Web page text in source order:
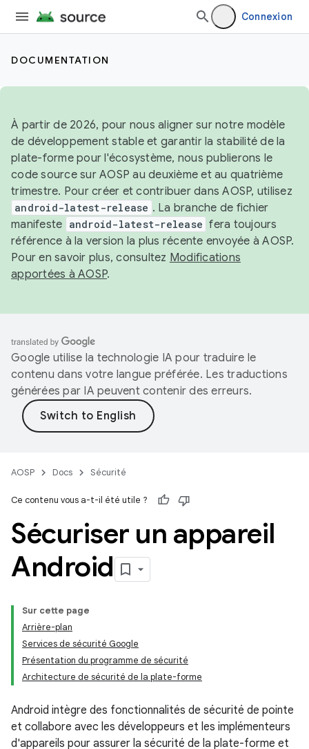
Connexion
DOCUMENTATION
À partir de 2026, pour nous aligner sur notre modèle
de développement stable et garantir la stabilité de la
plate-forme pour l'écosystème, nous publierons le
code source sur AOSP au deuxième et au quatrième
trimestre. Pour créer et contribuer dans AOSP, utilisez
android-latest-release . La branche de fichier
manifeste android-latest-release fera toujours
référence à la version la plus récente envoyée à AOSP.
Pour en savoir plus, consultez Modifications
apportées à AOSP.
Google utilise la technologie IA pour traduire le
contenu dans votre langue préférée. Les traductions
générées par IA peuvent contenir des erreurs.
AOSP Docs Sécurité
Ce contenu vous a-t-il été utile ?
Sécuriser un appareil
Android
Sur cette page
Arrière-plan
Services de sécurité Google
Présentation du programme de sécurité
Architecture de sécurité de la plate-forme
Android intègre des fonctionnalités de sécurité de pointe
et collabore avec les développeurs et les implémenteurs
d'appareils pour assurer la sécurité de la plate-forme et